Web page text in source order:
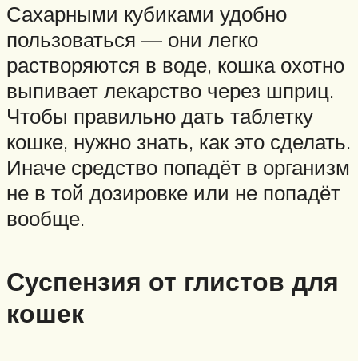
Сахарными кубиками удобно
пользоваться — они легко
растворяются в воде, кошка охотно
выпивает лекарство через шприц.
Чтобы правильно дать таблетку
кошке, нужно знать, как это сделать.
Иначе средство попадёт в организм
не в той дозировке или не попадёт
вообще.
Суспензия от глистов для
кошек